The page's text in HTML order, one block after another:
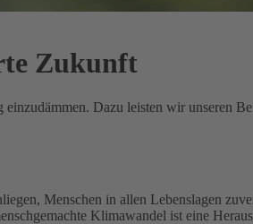
Zukunft
Dazu leisten wir unseren
Menschen in allen Lebenslagen
Klimawandel ist eine